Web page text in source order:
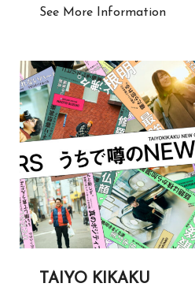
See More Information
TAIYO KIKAKU